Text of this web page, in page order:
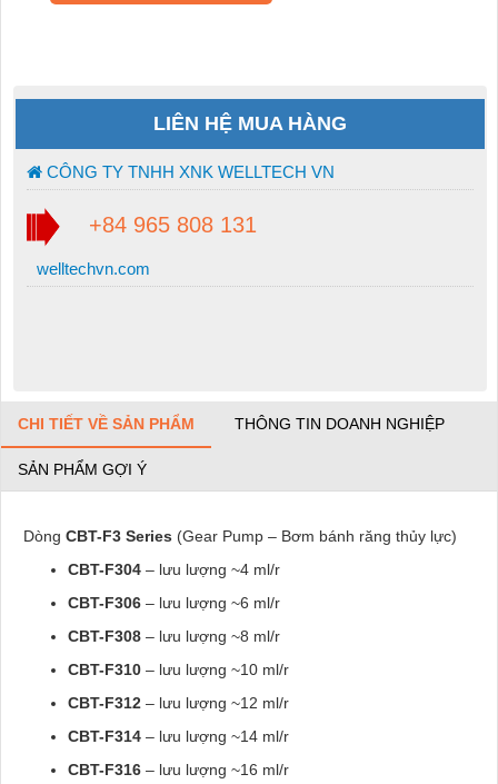
LIÊN HỆ MUA HÀNG
CÔNG TY TNHH XNK WELLTECH VN
+84 965 808 131
welltechvn.com
CHI TIẾT VỀ SẢN PHẨM THÔNG TIN DOANH NGHIỆP
SẢN PHẨM GỢI Ý
Dòng CBT-F3 Series (Gear Pump – Bơm bánh răng thủy lực)
CBT-F304 – lưu lượng ~4 ml/r
CBT-F306 – lưu lượng ~6 ml/r
CBT-F308 – lưu lượng ~8 ml/r
CBT-F310 – lưu lượng ~10 ml/r
CBT-F312 – lưu lượng ~12 ml/r
CBT-F314 – lưu lượng ~14 ml/r
CBT-F316 – lưu lượng ~16 ml/r